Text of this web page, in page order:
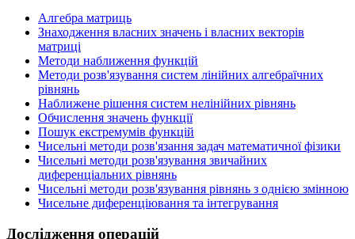
Алгебра матриць
Знаходження власних значень і власних векторів
матриці
Методи наближення функцій
Методи розв'язування систем лiнiйних алгебраїчних
рівнянь
Наближене рішення систем нелінійних рівнянь
Обчислення значень функції
Пошук екстремумів функцій
Чисельні методи розв'язання задач математичної фізики
Чисельні методи розв'язування звичайних
диференцiальних рiвнянь
Чисельні методи розв'язування рівнянь з однією змінною
Чисельне диференціювання та інтегрування
Дослідження операцій